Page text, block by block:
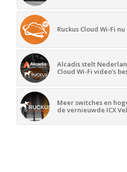
Ruckus Cloud Wi-Fi
Alcadis stelt
Cloud Wi-Fi video’s
Meer switches en
de vernieuwde ICX